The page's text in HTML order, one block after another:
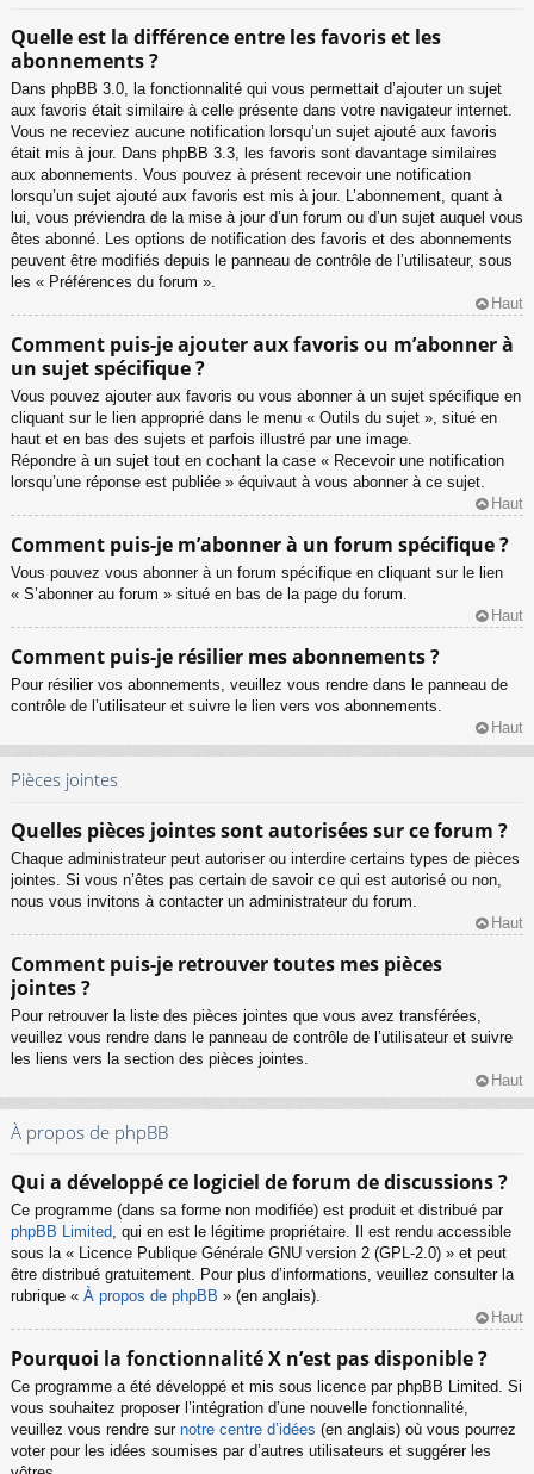
Quelle est la différence entre les favoris et les
abonnements ?
Dans phpBB 3.0, la fonctionnalité qui vous permettait d’ajouter un sujet
aux favoris était similaire à celle présente dans votre navigateur internet.
Vous ne receviez aucune notification lorsqu’un sujet ajouté aux favoris
était mis à jour. Dans phpBB 3.3, les favoris sont davantage similaires
aux abonnements. Vous pouvez à présent recevoir une notification
lorsqu’un sujet ajouté aux favoris est mis à jour. L’abonnement, quant à
lui, vous préviendra de la mise à jour d’un forum ou d’un sujet auquel vous
êtes abonné. Les options de notification des favoris et des abonnements
peuvent être modifiés depuis le panneau de contrôle de l’utilisateur, sous
les « Préférences du forum ».
Haut
Comment puis-je ajouter aux favoris ou m’abonner à
un sujet spécifique ?
Vous pouvez ajouter aux favoris ou vous abonner à un sujet spécifique en
cliquant sur le lien approprié dans le menu « Outils du sujet », situé en
haut et en bas des sujets et parfois illustré par une image.
Répondre à un sujet tout en cochant la case « Recevoir une notification
lorsqu’une réponse est publiée » équivaut à vous abonner à ce sujet.
Haut
Comment puis-je m’abonner à un forum spécifique ?
Vous pouvez vous abonner à un forum spécifique en cliquant sur le lien
« S’abonner au forum » situé en bas de la page du forum.
Haut
Comment puis-je résilier mes abonnements ?
Pour résilier vos abonnements, veuillez vous rendre dans le panneau de
contrôle de l’utilisateur et suivre le lien vers vos abonnements.
Haut
Pièces jointes
Quelles pièces jointes sont autorisées sur ce forum ?
Chaque administrateur peut autoriser ou interdire certains types de pièces
jointes. Si vous n’êtes pas certain de savoir ce qui est autorisé ou non,
nous vous invitons à contacter un administrateur du forum.
Haut
Comment puis-je retrouver toutes mes pièces
jointes ?
Pour retrouver la liste des pièces jointes que vous avez transférées,
veuillez vous rendre dans le panneau de contrôle de l’utilisateur et suivre
les liens vers la section des pièces jointes.
Haut
À propos de phpBB
Qui a développé ce logiciel de forum de discussions ?
Ce programme (dans sa forme non modifiée) est produit et distribué par
phpBB Limited, qui en est le légitime propriétaire. Il est rendu accessible
sous la « Licence Publique Générale GNU version 2 (GPL-2.0) » et peut
être distribué gratuitement. Pour plus d’informations, veuillez consulter la
rubrique « À propos de phpBB » (en anglais).
Haut
Pourquoi la fonctionnalité X n’est pas disponible ?
Ce programme a été développé et mis sous licence par phpBB Limited. Si
vous souhaitez proposer l’intégration d’une nouvelle fonctionnalité,
veuillez vous rendre sur notre centre d’idées (en anglais) où vous pourrez
voter pour les idées soumises par d’autres utilisateurs et suggérer les